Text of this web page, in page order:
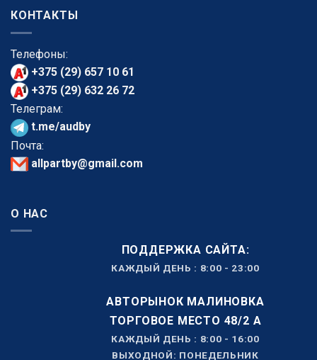
КОНТАКТЫ
Телефоны:
+375 (29) 657 10 61
+375 (29) 632 26 72
Телеграм:
t.me/audby
Почта:
allpartby@gmail.com
О НАС
ПОДДЕРЖКА САЙТА:
КАЖДЫЙ ДЕНЬ : 8:00 - 23:00
АВТОРЫНОК МАЛИНОВКА
ТОРГОВОЕ МЕСТО 48/2 А
КАЖДЫЙ ДЕНЬ : 8:00 - 16:00
ВЫХОДНОЙ: ПОНЕДЕЛЬНИК